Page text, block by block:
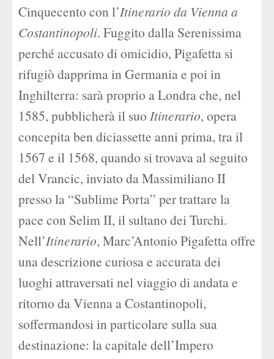
Cinquecento con l’Itinerario da Vienna a
Costantinopoli. Fuggito dalla Serenissima
perché accusato di omicidio, Pigafetta si
rifugiò dapprima in Germania e poi in
Inghilterra: sarà proprio a Londra che, nel
1585, pubblicherà il suo Itinerario, opera
concepita ben diciassette anni prima, tra il
1567 e il 1568, quando si trovava al seguito
del Vrancic, inviato da Massimiliano II
presso la “Sublime Porta” per trattare la
pace con Selim II, il sultano dei Turchi.
Nell’Itinerario, Marc’Antonio Pigafetta offre
una descrizione curiosa e accurata dei
luoghi attraversati nel viaggio di andata e
ritorno da Vienna a Costantinopoli,
soffermandosi in particolare sulla sua
destinazione: la capitale dell’Impero